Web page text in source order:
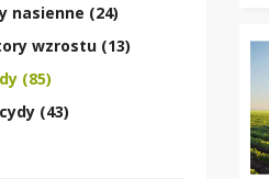
nasienne (24)
wzrostu (13)
(85)
(43)